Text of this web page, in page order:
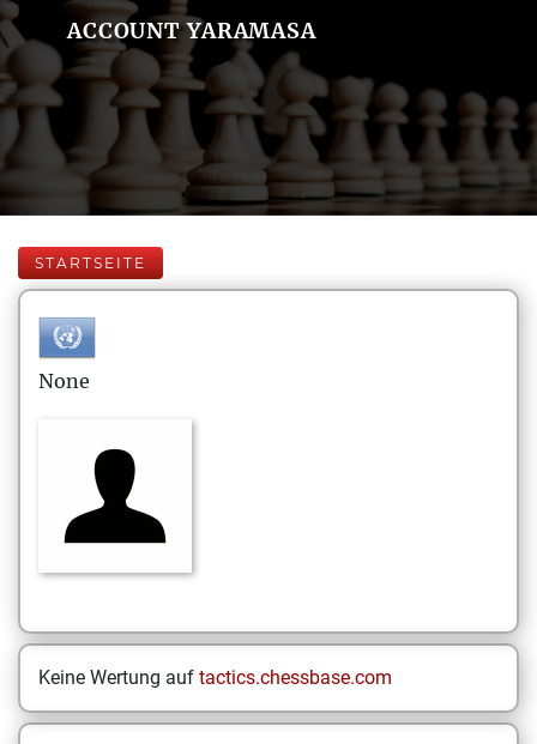
ACCOUNT YARAMASA
STARTSEITE
None
Keine Wertung auf tactics.chessbase.com